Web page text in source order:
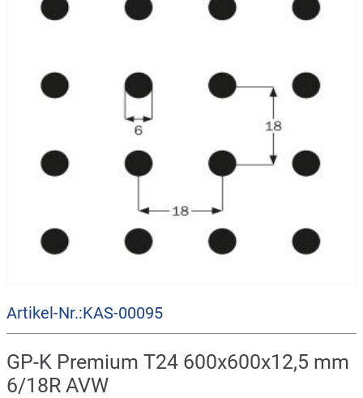
Artikel-Nr.:KAS-00095
GP-K Premium T24 600x600x12,5 mm
6/18R AVW